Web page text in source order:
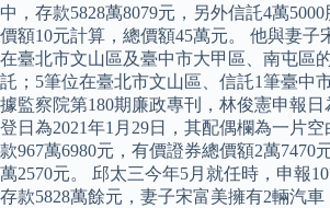
中，存款5828萬8079元，另外信託4萬
價額10元計算，總價額45萬元。 他與妻子
在臺北市文山區及臺中市大甲區、南屯區
託；5筆位在臺北市文山區、信託1筆臺中
據監察院第180期廉政專刊，林俊憲申報日
登日為2021年1月29日，其配偶欄為一片
款967萬6980元，有價證券總價額2萬7470
萬2570元。 邱太三今年5月就任時，申報
存款5828萬餘元，妻子宋富美擁有2輛汽